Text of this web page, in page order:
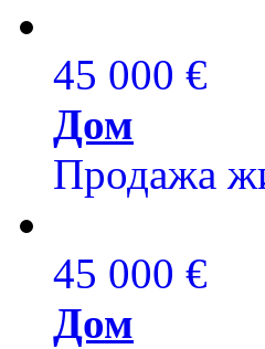
45 000 €
Дом
Продажа
45 000 €
Дом